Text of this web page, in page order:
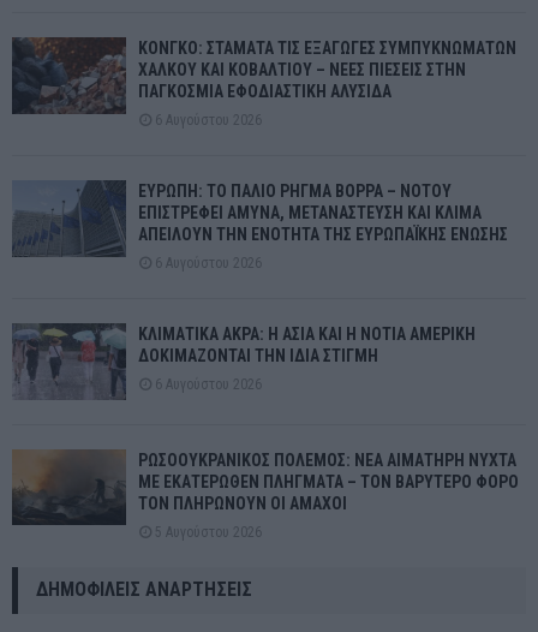
ΚΟΝΓΚΟ: ΣΤΑΜΑΤΑ ΤΙΣ ΕΞΑΓΩΓΕΣ ΣΥΜΠΥΚΝΩΜΑΤΩΝ
ΧΑΛΚΟΥ ΚΑΙ ΚΟΒΑΛΤΙΟΥ – ΝΕΕΣ ΠΙΕΣΕΙΣ ΣΤΗΝ
ΠΑΓΚΟΣΜΙΑ ΕΦΟΔΙΑΣΤΙΚΗ ΑΛΥΣΙΔΑ
6 Αυγούστου 2026
ΕΥΡΩΠΗ: ΤΟ ΠΑΛΙΟ ΡΗΓΜΑ ΒΟΡΡΑ – ΝΟΤΟΥ
ΕΠΙΣΤΡΕΦΕΙ ΑΜΥΝΑ, ΜΕΤΑΝΑΣΤΕΥΣΗ ΚΑΙ ΚΛΙΜΑ
ΑΠΕΙΛΟΥΝ ΤΗΝ ΕΝΟΤΗΤΑ ΤΗΣ ΕΥΡΩΠΑΪΚΗΣ ΕΝΩΣΗΣ
6 Αυγούστου 2026
ΚΛΙΜΑΤΙΚΑ ΑΚΡΑ: Η ΑΣΙΑ ΚΑΙ Η ΝΟΤΙΑ ΑΜΕΡΙΚΗ
ΔΟΚΙΜΑΖΟΝΤΑΙ ΤΗΝ ΙΔΙΑ ΣΤΙΓΜΗ
6 Αυγούστου 2026
ΡΩΣΟΟΥΚΡΑΝΙΚΟΣ ΠΟΛΕΜΟΣ: ΝΕΑ ΑΙΜΑΤΗΡΗ ΝΥΧΤΑ
ΜΕ ΕΚΑΤΕΡΩΘΕΝ ΠΛΗΓΜΑΤΑ – ΤΟΝ ΒΑΡΥΤΕΡΟ ΦΟΡΟ
ΤΟΝ ΠΛΗΡΩΝΟΥΝ ΟΙ ΑΜΑΧΟΙ
5 Αυγούστου 2026
ΔΗΜΟΦΙΛΕΊΣ ΑΝΑΡΤΉΣΕΙΣ